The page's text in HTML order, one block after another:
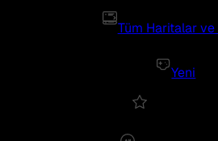
Tüm Haritalar
Yeni